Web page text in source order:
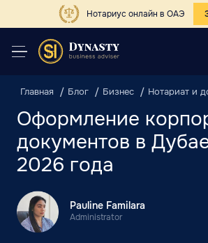
Нотариус онлайн в ОАЭ
Главная Блог Бизнес Нотариат и
Оформление
документов в
2026 года
Pauline Familara
Administrator